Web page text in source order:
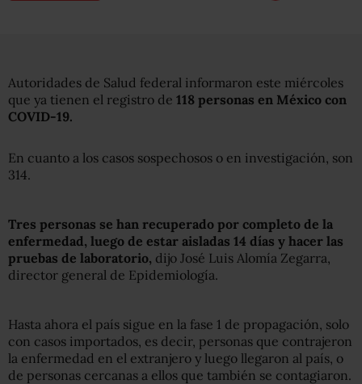
Autoridades de Salud federal informaron este miércoles
que ya tienen el registro de 118 personas en México con
COVID-19.
En cuanto a los casos sospechosos o en investigación, son
314.
Tres personas se han recuperado por completo de la
enfermedad, luego de estar aisladas 14 días y hacer las
pruebas de laboratorio, dijo José Luis Alomía Zegarra,
director general de Epidemiología.
Hasta ahora el país sigue en la fase 1 de propagación, solo
con casos importados, es decir, personas que contrajeron
la enfermedad en el extranjero y luego llegaron al país, o
de personas cercanas a ellos que también se contagiaron.